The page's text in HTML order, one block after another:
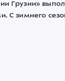
Грузии»
С зимнего